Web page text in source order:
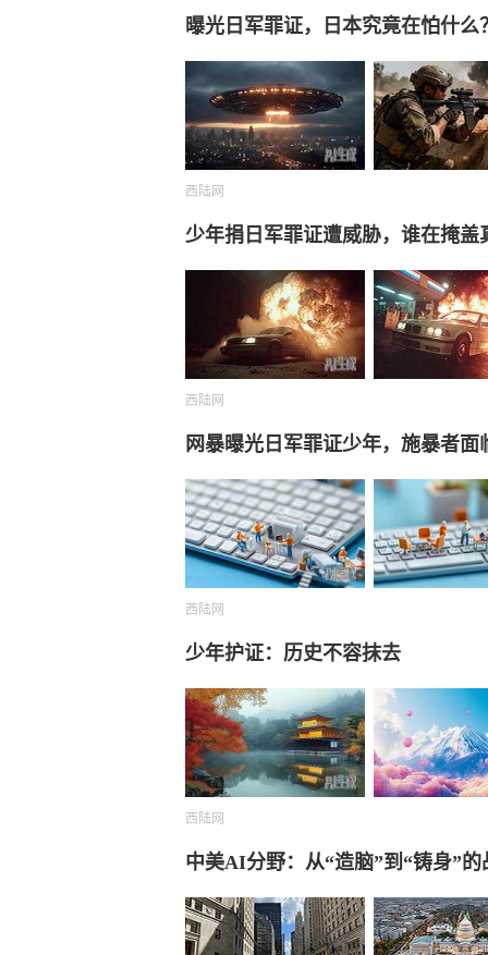
曝光日军罪证，日本究竟在怕什么
西陆网
少年捐日军罪证遭威胁，谁在掩盖
西陆网
网暴曝光日军罪证少年，施暴者面
西陆网
少年护证：历史不容抹去
西陆网
中美AI分野：从“造脑”到“铸身”的